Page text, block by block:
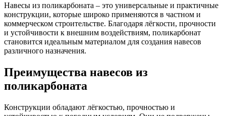
Навесы из поликарбоната – это универсальные и практичные
конструкции, которые широко применяются в частном и
коммерческом строительстве. Благодаря лёгкости, прочности
и устойчивости к внешним воздействиям, поликарбонат
становится идеальным материалом для создания навесов
различного назначения.
Преимущества навесов из
поликарбоната
Конструкции обладают лёгкостью, прочностью и